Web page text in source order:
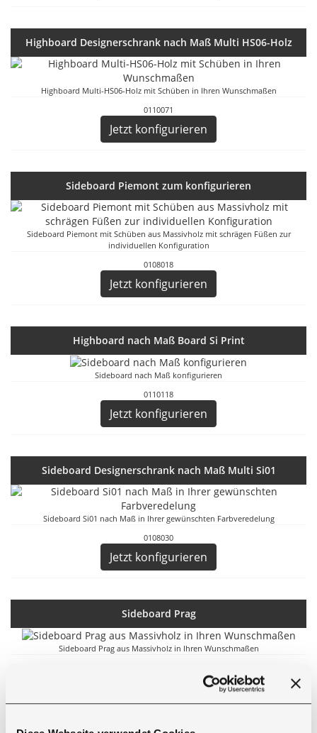
Highboard Designerschrank nach Maß Multi HS06-Holz
Highboard Multi-HS06-Holz mit Schüben in Ihren Wunschmaßen
0110071
Jetzt konfigurieren
Sideboard Piemont zum konfigurieren
Sideboard Piemont mit Schüben aus Massivholz mit schrägen Füßen zur
individuellen Konfiguration
0108018
Jetzt konfigurieren
Highboard nach Maß Board Si Print
Sideboard nach Maß konfigurieren
0110118
Jetzt konfigurieren
Sideboard Designerschrank nach Maß Multi Si01
Sideboard Si01 nach Maß in Ihrer gewünschten Farbveredelung
0108030
Jetzt konfigurieren
Sideboard Prag
Sideboard Prag aus Massivholz in Ihren Wunschmaßen
Jetzt konfigurieren